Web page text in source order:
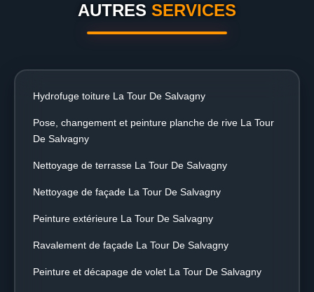
AUTRES SERVICES
Hydrofuge toiture La Tour De Salvagny
Pose, changement et peinture planche de rive La Tour
De Salvagny
Nettoyage de terrasse La Tour De Salvagny
Nettoyage de façade La Tour De Salvagny
Peinture extérieure La Tour De Salvagny
Ravalement de façade La Tour De Salvagny
Peinture et décapage de volet La Tour De Salvagny